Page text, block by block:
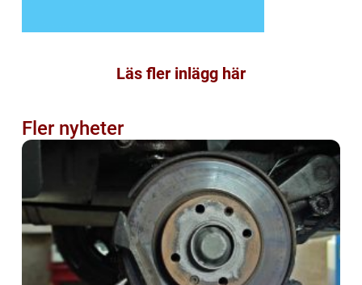
Läs fler inlägg här
Fler nyheter